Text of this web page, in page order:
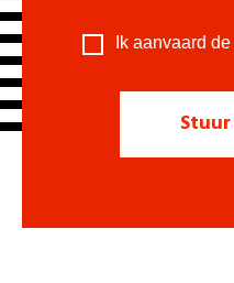
Ik aanvaard de